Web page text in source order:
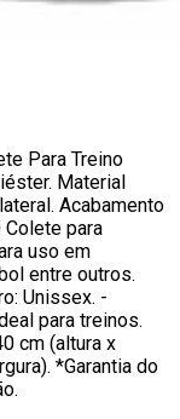
Para Treino
Material
Acabamento
para
uso em
entre outros.
Unissex. -
para treinos.
cm (altura x
*Garantia do